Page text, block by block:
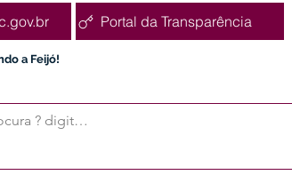
Portal da Transparência
a Feijó!